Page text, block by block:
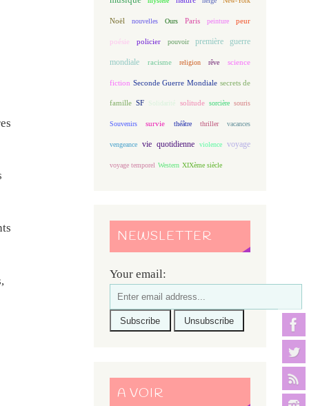
Noël nouvelles Ours Paris peinture peur
poésie policier pouvoir première guerre
mondiale racisme religion rêve science
fiction Seconde Guerre Mondiale secrets de
famille SF Solidarité solitude sorcière souris
Souvenirs survie théâtre thriller vacances
vengeance vie quotidienne violence voyage
voyage temporel Western XIXème siècle
NEWSLETTER
Your email:
A VOIR